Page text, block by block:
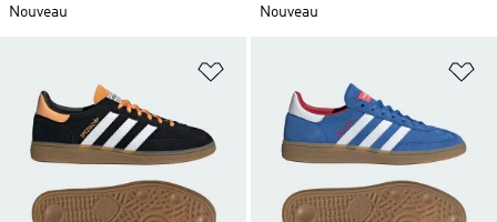
Nouveau
Nouveau
Ajouter à la Liste de produits